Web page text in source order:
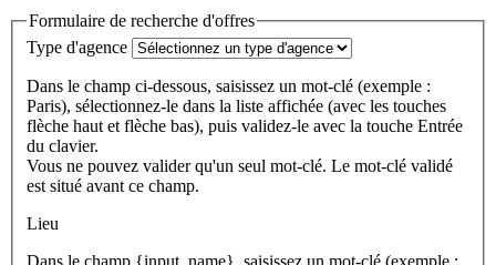
Formulaire de recherche d'offres
Type d'agence
Dans le champ ci-dessous, saisissez un mot-clé (exemple :
Paris), sélectionnez-le dans la liste affichée (avec les touches
flèche haut et flèche bas), puis validez-le avec la touche Entrée
du clavier.
Vous ne pouvez valider qu'un seul mot-clé. Le mot-clé validé
est situé avant ce champ.
Lieu
Dans le champ {input_name}, saisissez un mot-clé (exemple :